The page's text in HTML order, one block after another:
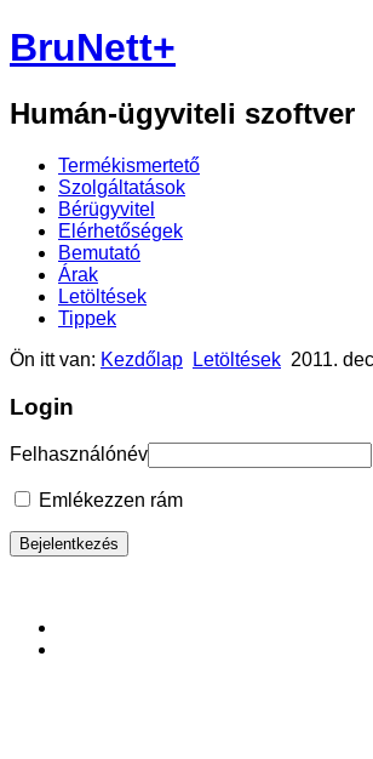
BruNett+
Humán-ügyviteli szoftver
Termékismertető
Szolgáltatások
Bérügyvitel
Elérhetőségek
Bemutató
Árak
Letöltések
Tippek
Ön itt van: Kezdőlap Letöltések 2011.
Login
Felhasználónév
Emlékezzen rám